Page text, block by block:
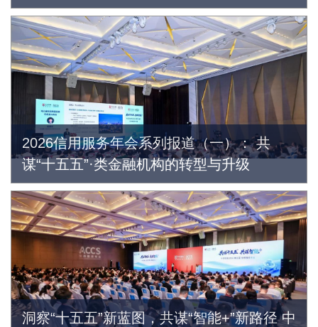
2026信用服务年会系列报道（一）： 共
谋“十五五”·类金融机构的转型与升级
洞察“十五五”新蓝图，共谋“智能+”新路径 中